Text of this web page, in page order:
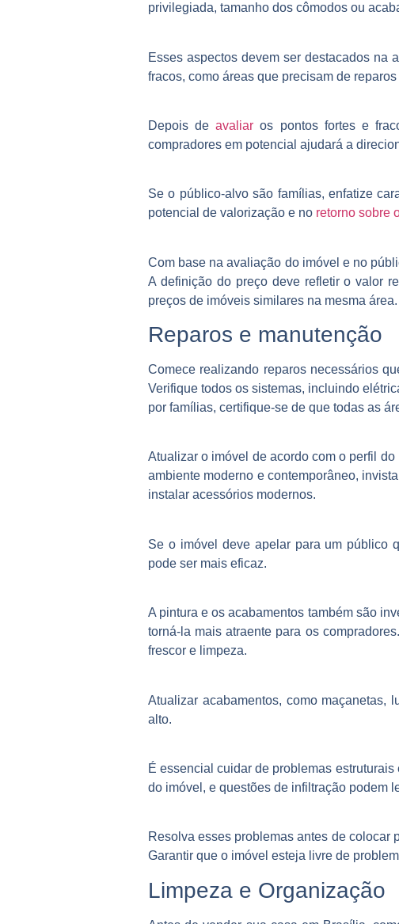
privilegiada, tamanho dos cômodos ou
Esses aspectos devem ser destacados na
fracos, como áreas que precisam de
Depois deavaliar os pontos fortes e
compradores em potencial ajudará a
Se o público-alvo são famílias, enfatize
potencial de valorização e no retorno sobre
Com base na avaliação do imóvel e no
A definição do preço deve refletir o valor
preços de imóveis similares na mesma área.
Reparos e manutenção
Comece realizando reparos necessários
Verifique todos os sistemas, incluindo
por famílias, certifique-se de que todas as
Atualizar o imóvel de acordo com o perfil
ambiente moderno e contemporâneo,
instalar acessórios modernos.
Se o imóvel deve apelar para um público
pode ser mais eficaz.
A pintura e os acabamentos também são
torná-la mais atraente para os
frescor e limpeza.
Atualizar acabamentos, como maçanetas,
alto.
É essencial cuidar de problemas estruturais
do imóvel, e questões de infiltração podem
Resolva esses problemas antes de colocar
Garantir que o imóvel esteja livre de
Limpeza e Organização